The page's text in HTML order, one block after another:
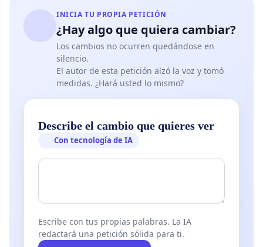
INICIA TU PROPIA PETICIÓN
¿Hay algo que quiera cambiar?
Los cambios no ocurren quedándose en
silencio.
El autor de esta petición alzó la voz y tomó
medidas. ¿Hará usted lo mismo?
Describe el cambio que quieres ver
Con tecnología de IA
Escribe con tus propias palabras. La IA
redactará una petición sólida para ti.